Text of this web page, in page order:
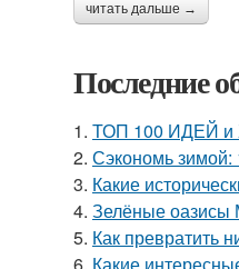
читать дальше →
Последние
1. ТОП 100 ИДЕЙ и
2. Сэкономь зимой:
3. Какие
4. Зелёные оазисы
5. Как превратить